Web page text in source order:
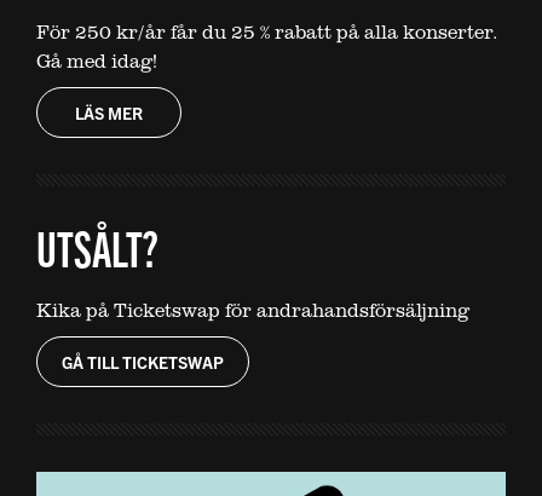
För 250 kr/år får du 25 % rabatt på alla konserter.
Gå med idag!
LÄS MER
UTSÅLT?
Kika på Ticketswap för andrahandsförsäljning
GÅ TILL TICKETSWAP